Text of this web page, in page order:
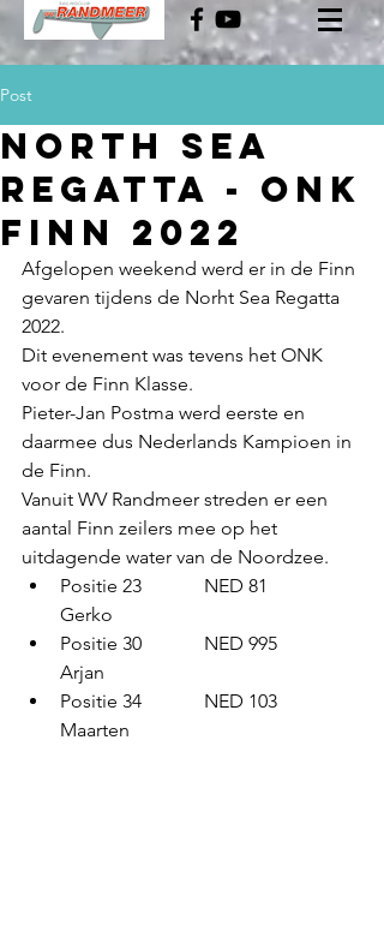
Post
North Sea
Regatta - ONK
Finn 2022
Afgelopen weekend werd er in de Finn
gevaren tijdens de Norht Sea Regatta
2022.
Dit evenement was tevens het ONK
voor de Finn Klasse.
Pieter-Jan Postma werd eerste en
daarmee dus Nederlands Kampioen in
de Finn.
Vanuit WV Randmeer streden er een
aantal Finn zeilers mee op het
uitdagende water van de Noordzee.
Positie 23		NED 81
Gerko
Positie 30		NED 995
Arjan
Positie 34		NED 103
Maarten